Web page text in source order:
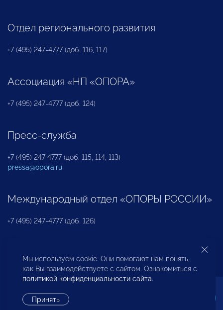
Отдел регионального развития
+7 (495) 247-4777 (доб. 116, 117)
Ассоциация «НП «ОПОРА»
+7 (495) 247-4777 (доб. 124)
Пресс-служба
+7 (495) 247 4777 (доб. 115, 114, 113)
pressa@opora.ru
Международный отдел «ОПОРЫ РОССИИ»
+7 (495) 247-4777 (доб. 126)
Бюро по защите прав предпринимателей и
инвесторов
Мы используем cookie. Они помогают нам понять,
как Вы взаимодействуете с сайтом. Ознакомиться с
политикой конфиденциальности сайта.
Принять